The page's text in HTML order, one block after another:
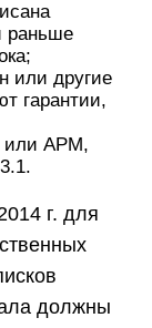
раньше
или другие
гарантии,
или АРМ,
г. для
должны